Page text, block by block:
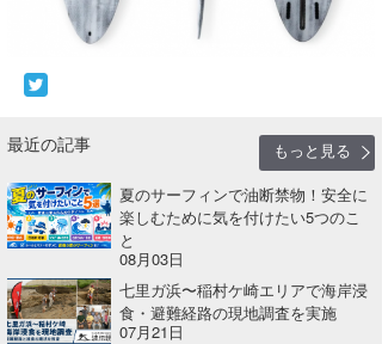
最近の記事
もっと見る
夏のサーフィンで油断禁物！安全に
楽しむために気を付けたい5つのこ
と
08月03日
七里ガ浜〜稲村ケ崎エリアで海岸浸
食・避難経路の現地調査を実施
07月21日